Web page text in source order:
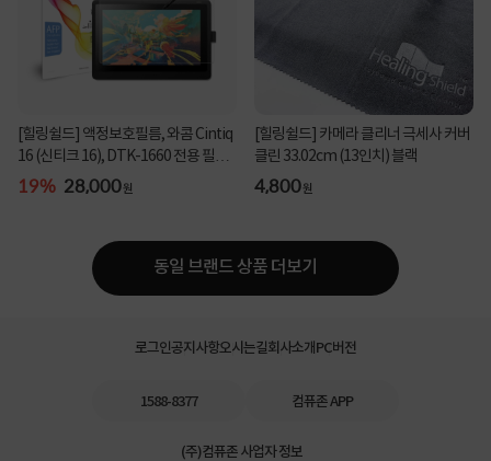
[힐링쉴드] 액정보호필름, 와콤 Cintiq
16 (신티크 16), DTK-1660 전용 필름,
힐링쉴...
19% 28,000원
[힐링쉴드] 카메라 클리너 극세사 커버
클린 33.02cm (13인치) 블랙
4,800원
동일 브랜드 상품 더보기
로그인공지사항오시는길회사소개PC버전
1588-8377 컴퓨존 APP
(주)컴퓨존 사업자 정보